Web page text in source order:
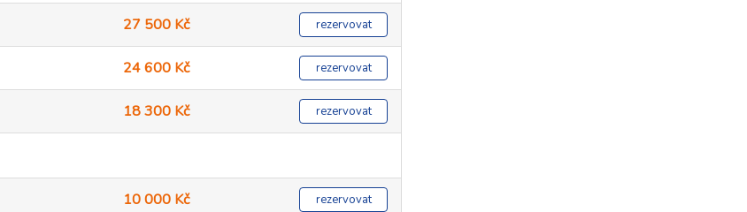
27 500 Kč rezervovat
24 600 Kč rezervovat
18 300 Kč rezervovat
10 000 Kč rezervovat